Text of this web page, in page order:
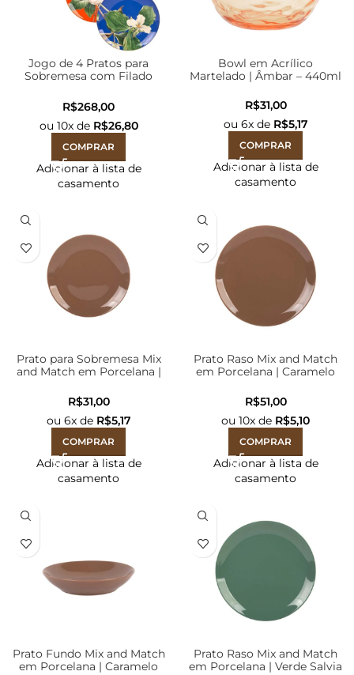
Jogo de 4 Pratos para
Sobremesa com Filado
R$
ou 10x de R$26,80
COMPRAR
Adicionar à lista de
casamento
Bowl em Acrílico
Martelado | Âmbar – 440ml
R$
ou 6x de R$5,17
COMPRAR
Adicionar à lista de
casamento
Prato para Sobremesa Mix
and Match em Porcelana |
R$
ou 6x de R$5,17
COMPRAR
Adicionar à lista de
casamento
Prato Raso Mix and Match
em Porcelana | Caramelo
R$
ou 10x de R$5,10
COMPRAR
Adicionar à lista de
casamento
Prato Fundo Mix and Match
em Porcelana | Caramelo
Prato Raso Mix and Match
em Porcelana | Verde Salvia